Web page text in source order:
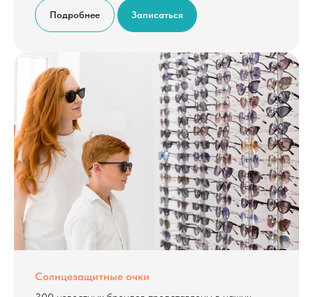
Подробнее Записаться
Солнцезащитные очки